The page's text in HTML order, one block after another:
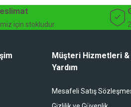
için stokludur
Müşteri Hizmetleri &
Yardım
Mesafeli Satış